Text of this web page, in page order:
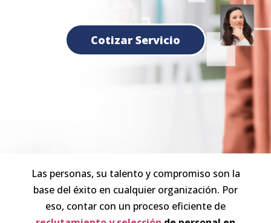
Cotizar Servicio
Las personas, su talento y compromiso son la
base del éxito en cualquier organización. Por
eso, contar con un proceso eficiente de